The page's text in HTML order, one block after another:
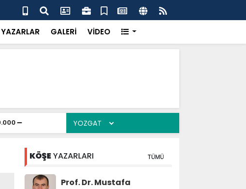
Gürlek’ten “Tek Çatı” mesajı
YAZARLAR GALERİ VİDEO
KÖŞEYAZARLARI TÜMÜ
Prof. Dr. Mustafa